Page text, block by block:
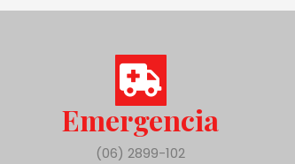
Emergencia
(06) 2899-102